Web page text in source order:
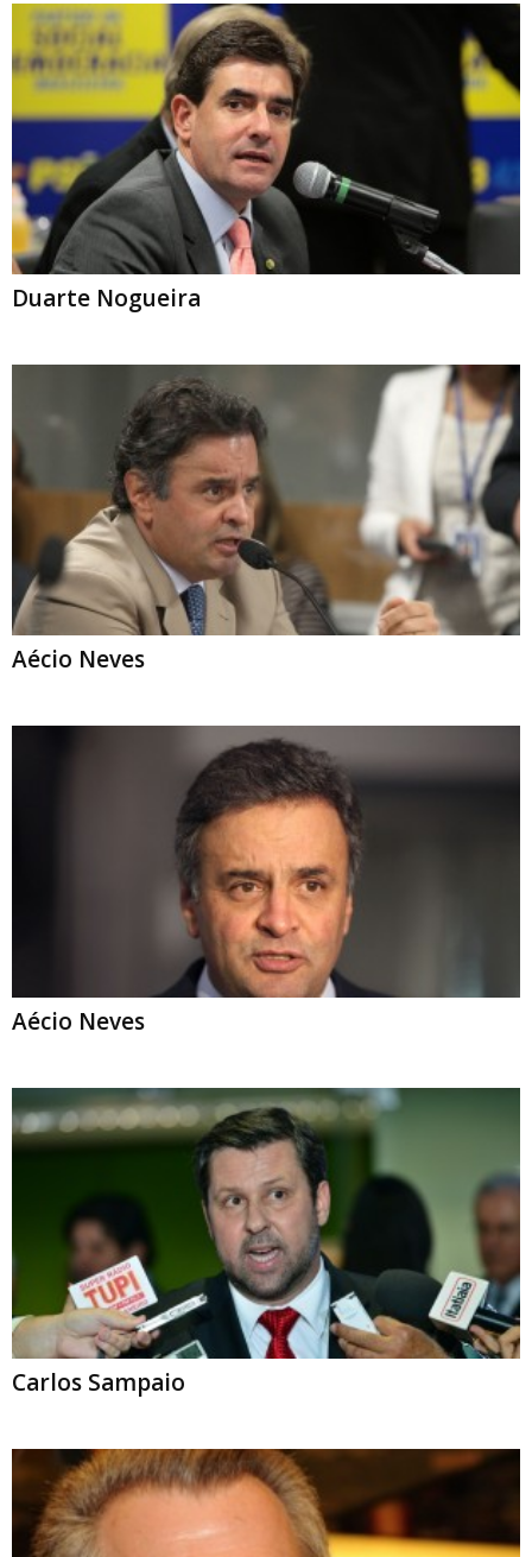
Duarte Nogueira
Aécio Neves
Aécio Neves
Carlos Sampaio